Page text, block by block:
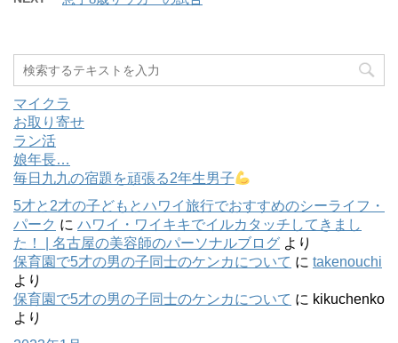
マイクラ
お取り寄せ
ラン活
娘年長…
毎日九九の宿題を頑張る2年生男子
5才と2才の子どもとハワイ旅行でおすすめのシーライフ・
パーク に ハワイ・ワイキキでイルカタッチしてきまし
た！ | 名古屋の美容師のパーソナルブログ より
保育園で5才の男の子同士のケンカについて に takenouchi
より
保育園で5才の男の子同士のケンカについて に kikuchenko
より